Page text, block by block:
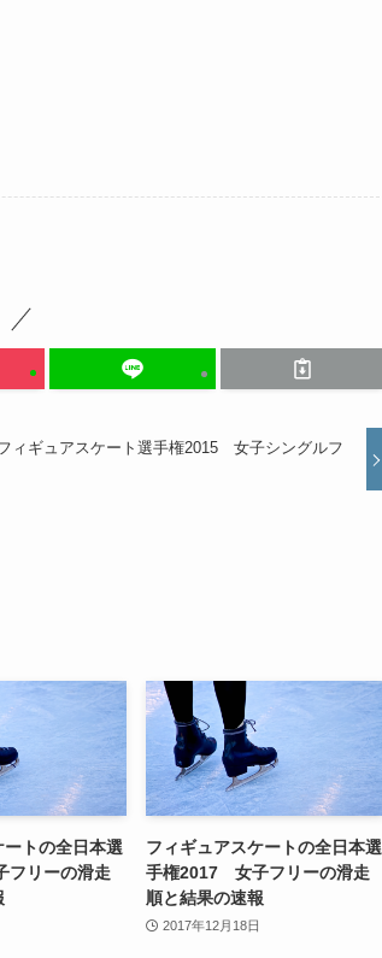
ィギュアスケート選手権2015 女子シングルフ
トの全日本選
リーの滑走
フィギュアスケートの全日本選
手権2017 女子フリーの滑走
順と結果の速報
2017年12月18日